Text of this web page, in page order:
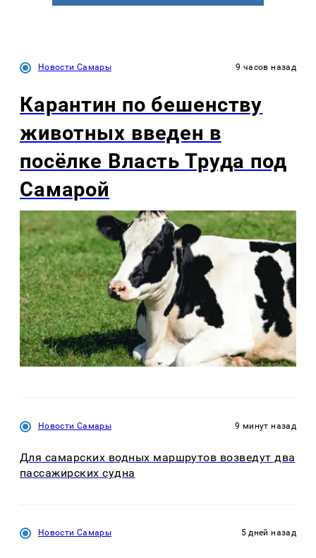
Новости Самары 9 часов назад
Карантин по бешенству
животных введен в
посёлке Власть Труда под
Самарой
Новости Самары 9 минут назад
Для самарских водных маршрутов возведут два
пассажирских судна
Новости Самары 5 дней назад